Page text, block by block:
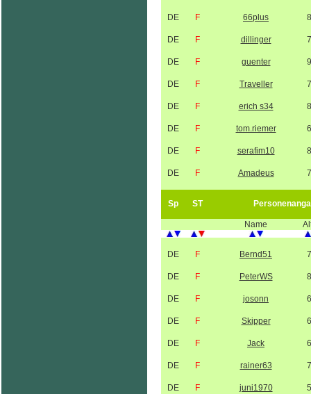
DE F 66plus
DE F dillinger
DE F guenter
DE F Traveller
DE F erich s34
DE F tom.riemer
DE F serafim10
DE F Amadeus
Sp ST
Name
DE F Bernd51
DE F PeterWS
DE F josonn
DE F Skipper
DE F Jack
DE F rainer63
DE F juni1970